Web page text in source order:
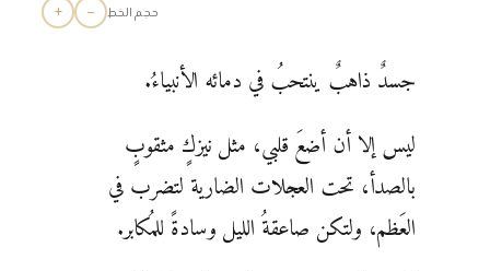
حجم الخط −
+
جسدٌ ذاهبٌ ينتحبُ في دمائه الأنبياءُ.
ليس إلا أن أضعَ قلبي، مثل نيزكٍ مثقوبٍ
بالصدأ، تحت العجلات الضارية لتضرب في
العَظم، ولتكن صاعقةُ الليل وسادةً للمُكابر.